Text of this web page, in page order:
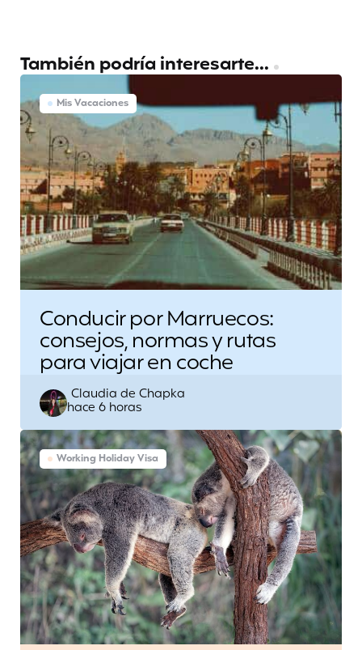
También podría interesarte...
Mis Vacaciones
Conducir por Marruecos:
consejos, normas y rutas
para viajar en coche
Escrito
por
Claudia de Chapka
hace 6 horas
Working Holiday Visa